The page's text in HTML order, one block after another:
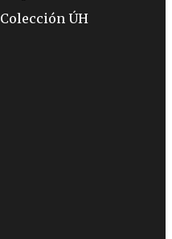
Colección ÚH